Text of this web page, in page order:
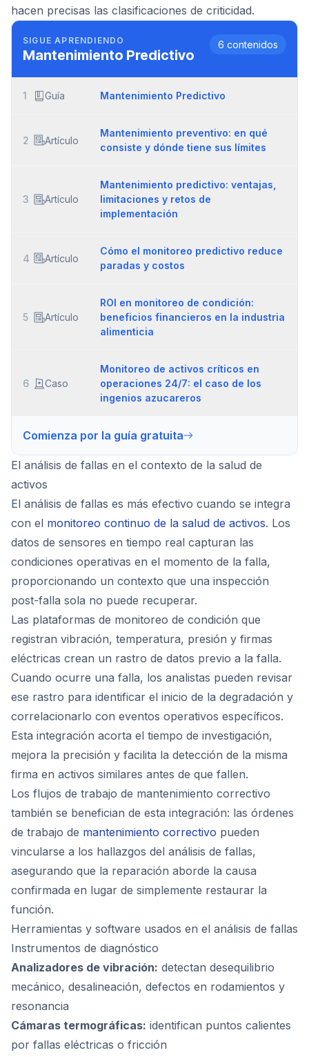
hacen precisas las clasificaciones de criticidad.
SIGUE APRENDIENDO
Mantenimiento Predictivo
6 contenidos
1 Guía Mantenimiento Predictivo
2 Artículo
Mantenimiento preventivo: en qué
consiste y dónde tiene sus límites
3 Artículo
Mantenimiento predictivo: ventajas,
limitaciones y retos de
implementación
4 Artículo
Cómo el monitoreo predictivo reduce
paradas y costos
5 Artículo
ROI en monitoreo de condición:
beneficios financieros en la industria
alimenticia
6 Caso
Monitoreo de activos críticos en
operaciones 24/7: el caso de los
ingenios azucareros
Comienza por la guía gratuita
El análisis de fallas en el contexto de la salud de
activos
El análisis de fallas es más efectivo cuando se integra
con el monitoreo continuo de la salud de activos. Los
datos de sensores en tiempo real capturan las
condiciones operativas en el momento de la falla,
proporcionando un contexto que una inspección
post-falla sola no puede recuperar.
Las plataformas de monitoreo de condición que
registran vibración, temperatura, presión y firmas
eléctricas crean un rastro de datos previo a la falla.
Cuando ocurre una falla, los analistas pueden revisar
ese rastro para identificar el inicio de la degradación y
correlacionarlo con eventos operativos específicos.
Esta integración acorta el tiempo de investigación,
mejora la precisión y facilita la detección de la misma
firma en activos similares antes de que fallen.
Los flujos de trabajo de mantenimiento correctivo
también se benefician de esta integración: las órdenes
de trabajo de mantenimiento correctivo pueden
vincularse a los hallazgos del análisis de fallas,
asegurando que la reparación aborde la causa
confirmada en lugar de simplemente restaurar la
función.
Herramientas y software usados en el análisis de fallas
Instrumentos de diagnóstico
Analizadores de vibración: detectan desequilibrio
mecánico, desalineación, defectos en rodamientos y
resonancia
Cámaras termográficas: identifican puntos calientes
por fallas eléctricas o fricción